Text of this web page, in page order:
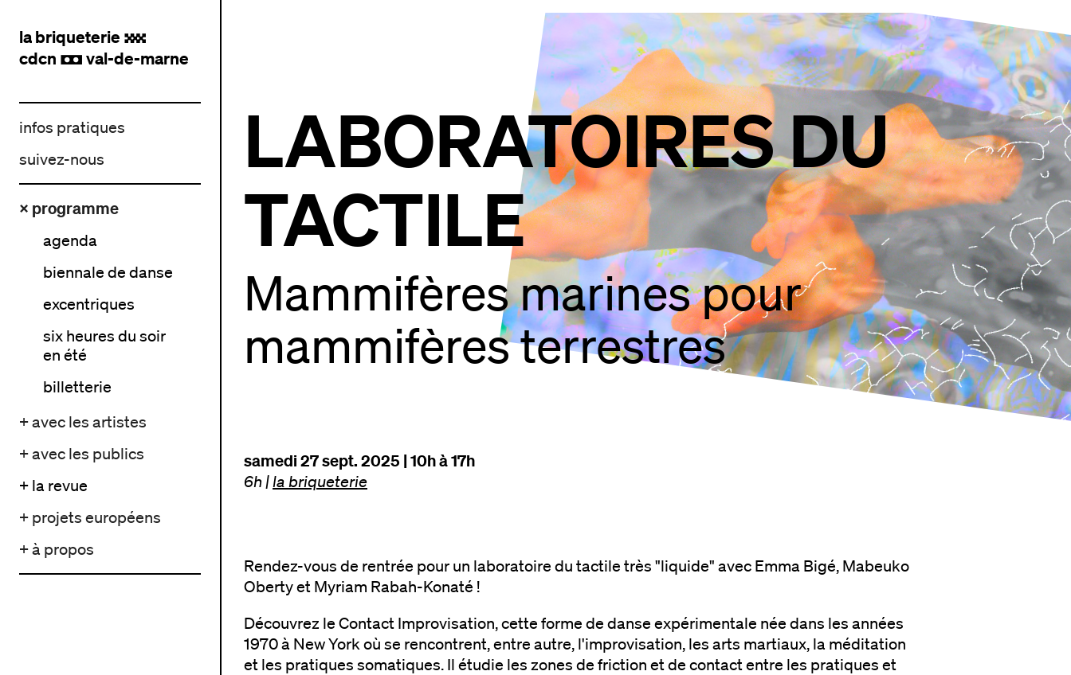
la briqueterie .
cdcn , val-de-marne
infos pratiques
suivez-nous
× programme
agenda
biennale de danse
excentriques
six heures du soir
en été
billetterie
+ avec les artistes
+ avec les publics
+ la revue
+ projets européens
+ à propos
LABORATOIRES DU
TACTILE
Mammifères marines pour
mammifères terrestres
samedi 27 sept. 2025 | 10h à 17h
6h | la briqueterie
Rendez-vous de rentrée pour un laboratoire du tactile très "liquide" avec Emma Bigé, Mabeuko
Oberty et Myriam Rabah-Konaté !
Découvrez le Contact Improvisation, cette forme de danse expérimentale née dans les années
1970 à New York où se rencontrent, entre autre, l'improvisation, les arts martiaux, la méditation
et les pratiques somatiques. Il étudie les zones de friction et de contact entre les pratiques et